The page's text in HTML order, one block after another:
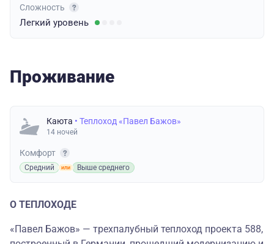
Сложность
Легкий уровень
Проживание
Каюта • Теплоход «Павел Бажов»
14 ночей
Комфорт
Средний Выше среднего
О ТЕПЛОХОДЕ
«Павел Бажов» — трехпалубный теплоход проекта 588,